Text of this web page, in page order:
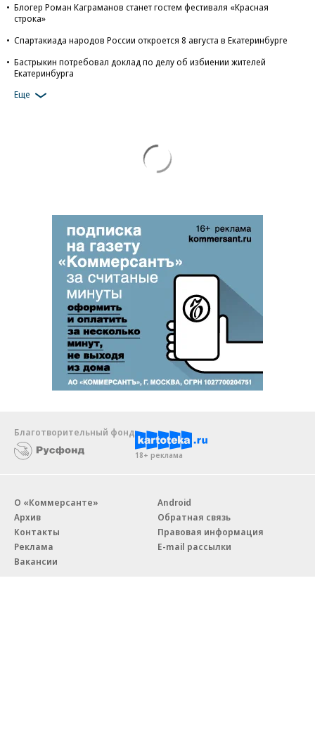
Блогер Роман Каграманов станет гостем фестиваля «Красная
строка»
Спартакиада народов России откроется 8 августа в Екатеринбурге
Бастрыкин потребовал доклад по делу об избиении жителей
Екатеринбурга
Еще
Благотворительный фонд
18+ реклама
О «Коммерсанте»
Архив
Контакты
Реклама
Вакансии
Android
Обратная связь
Правовая информация
E-mail рассылки